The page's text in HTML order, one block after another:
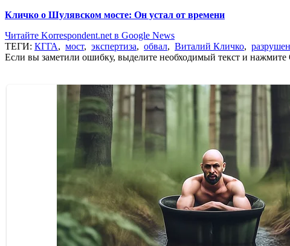
Кличко о Шулявском мосте: Он устал от времени
Читайте Korrespondent.net в Google News
ТЕГИ: КГГА, мост, экспертиза, обвал, Виталий Кличко,
Если вы заметили ошибку, выделите необходимый текст и